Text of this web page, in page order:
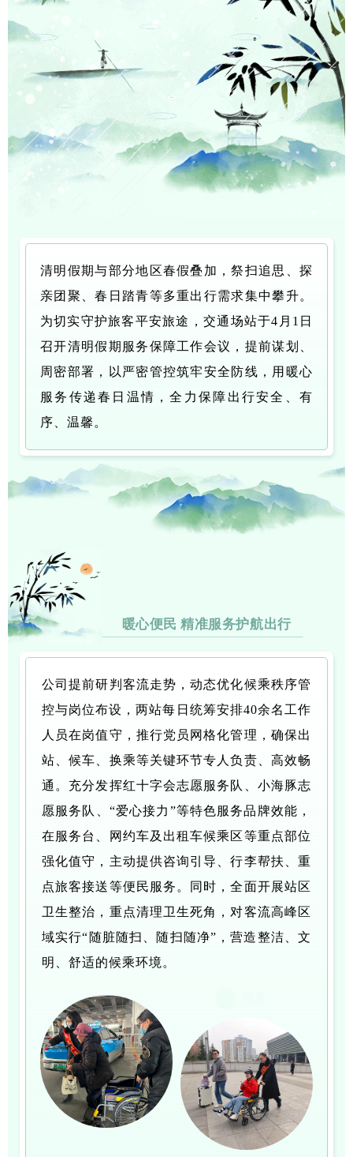
清明假期与部分地区春假叠加，祭扫追思、探
亲团聚、春日踏青等多重出行需求集中攀升。
为切实守护旅客平安旅途，交通场站于4月1日
召开清明假期服务保障工作会议，提前谋划、
周密部署，以严密管控筑牢安全防线，用暖心
服务传递春日温情，全力保障出行安全、有
序、温馨。
暖心便民 精准服务护航出行
公司提前研判客流走势，动态优化候乘秩序管
控与岗位布设，两站每日统筹安排40余名工作
人员在岗值守，推行党员网格化管理，确保出
站、候车、换乘等关键环节专人负责、高效畅
通。充分发挥红十字会志愿服务队、小海豚志
愿服务队、“爱心接力”等特色服务品牌效能，
在服务台、网约车及出租车候乘区等重点部位
强化值守，主动提供咨询引导、行李帮扶、重
点旅客接送等便民服务。同时，全面开展站区
卫生整治，重点清理卫生死角，对客流高峰区
域实行“随脏随扫、随扫随净”，营造整洁、文
明、舒适的候乘环境。